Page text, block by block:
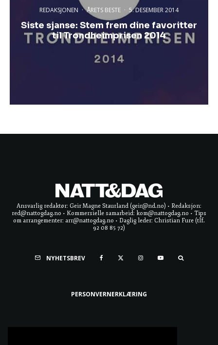
REDAKSJONEN · ÅRETS BESTE · 5. DESEMBER 2014
Siste sjanse: Stem frem dine favoritter
til Trondheimprisen 2014
Ansvarlig redaktør: Geir Magne Staurland (geir@nd.no) • Redaksjon:
red@nattogdag.no • Kommersielle samarbeid: kom@nattogdag.no • Tips
om arrangementer: arr@nattogdag.no • Daglig leder: Christian Fure (tlf.
92 08 85 72)
NYHETSBREV
PERSONVERNERKLÆRING